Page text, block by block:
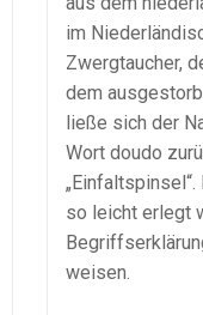
im
Zwergtaucher,
dem
ließe sich der
Wort doudo
so leicht erlegt
weisen.